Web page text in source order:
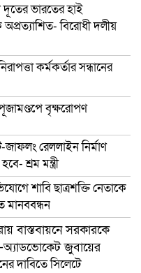
দূতের ভারতের হাই
বিরোধী দলীয়
কর্মকর্তার সন্ধানের
বৃক্ষরোপণ
রেললাইন নির্মাণ
শ্রম মন্ত্রী
শাবি ছাত্রশক্তি নেতাকে
মানববন্ধন
বাস্তবায়নে সরকারকে
অ্যাডভোকেট জুবায়ের
দাবিতে সিলেটে